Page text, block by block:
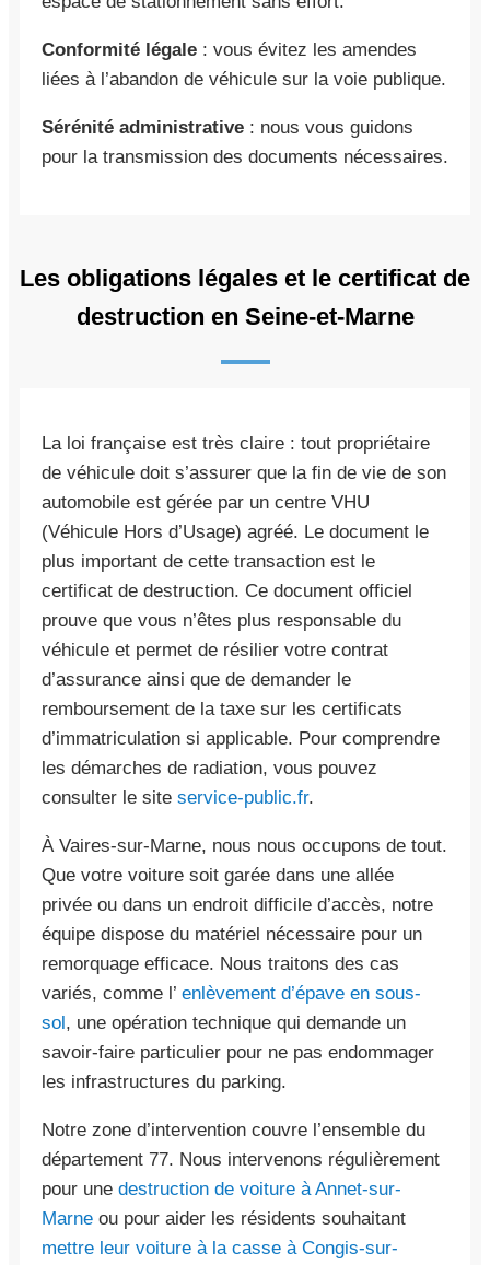
Conformité légale : vous évitez les amendes
liées à l’abandon de véhicule sur la voie publique.
Sérénité administrative : nous vous guidons
pour la transmission des documents nécessaires.
Les obligations légales et le certificat de
destruction en Seine-et-Marne
La loi française est très claire : tout propriétaire
de véhicule doit s’assurer que la fin de vie de son
automobile est gérée par un centre VHU
(Véhicule Hors d’Usage) agréé. Le document le
plus important de cette transaction est le
certificat de destruction. Ce document officiel
prouve que vous n’êtes plus responsable du
véhicule et permet de résilier votre contrat
d’assurance ainsi que de demander le
remboursement de la taxe sur les certificats
d’immatriculation si applicable. Pour comprendre
les démarches de radiation, vous pouvez
consulter le site service-public.fr.
À Vaires-sur-Marne, nous nous occupons de tout.
Que votre voiture soit garée dans une allée
privée ou dans un endroit difficile d’accès, notre
équipe dispose du matériel nécessaire pour un
remorquage efficace. Nous traitons des cas
variés, comme l’ enlèvement d’épave en sous-
sol, une opération technique qui demande un
savoir-faire particulier pour ne pas endommager
les infrastructures du parking.
Notre zone d’intervention couvre l’ensemble du
département 77. Nous intervenons régulièrement
pour une destruction de voiture à Annet-sur-
Marne ou pour aider les résidents souhaitant
mettre leur voiture à la casse à Congis-sur-